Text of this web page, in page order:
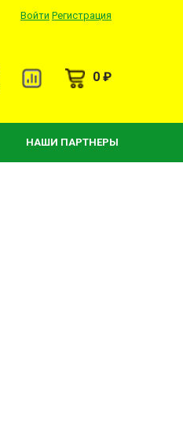
Войти Регистрация
0 ₽
НАШИ ПАРТНЕРЫ